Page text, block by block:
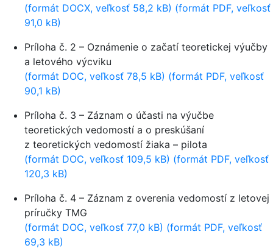
(formát DOCX, veľkosť 58,2 kB) (formát PDF, veľkosť
91,0 kB)
Príloha č. 2 – Oznámenie o začatí teoretickej výučby
a letového výcviku
(formát DOC, veľkosť 78,5 kB) (formát PDF, veľkosť
90,1 kB)
Príloha č. 3 – Záznam o účasti na výučbe
teoretických vedomostí a o preskúšaní
z teoretických vedomostí žiaka – pilota
(formát DOC, veľkosť 109,5 kB) (formát PDF, veľkosť
120,3 kB)
Príloha č. 4 – Záznam z overenia vedomostí z letovej
príručky TMG
(formát DOC, veľkosť 77,0 kB) (formát PDF, veľkosť
69,3 kB)